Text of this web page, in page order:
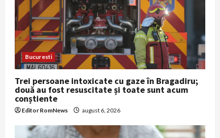
Bucuresti
Trei persoane intoxicate cu gaze în Bragadiru;
două au fost resuscitate și toate sunt acum
conștiente
Editor RomNews august 6, 2026